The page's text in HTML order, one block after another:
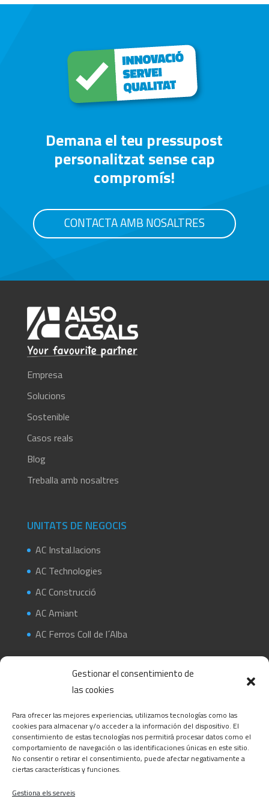
Gestionar el consentimiento de
las cookies
Para ofrecer las mejores experiencias, utilizamos tecnologías como las
cookies para almacenar y/o acceder a la información del dispositivo. El
consentimiento de estas tecnologías nos permitirá procesar datos como el
comportamiento de navegación o las identificaciones únicas en este sitio.
No consentir o retirar el consentimiento, puede afectar negativamente a
ciertas características y funciones.
Gestiona els serveis
Demana el teu pressupost
personalitzat sense cap
compromís!
CONTACTA AMB NOSALTRES
Empresa
Solucions
Sostenible
Casos reals
Blog
Treballa amb nosaltres
UNITATS DE NEGOCIS
AC Instal.lacions
AC Technologies
AC Construcció
AC Amiant
AC Ferros Coll de l´Alba
Pertanyem al Gremi instal·ladors Terres de l’Ebre
Pertanyem a L’Associació d’Empreses de